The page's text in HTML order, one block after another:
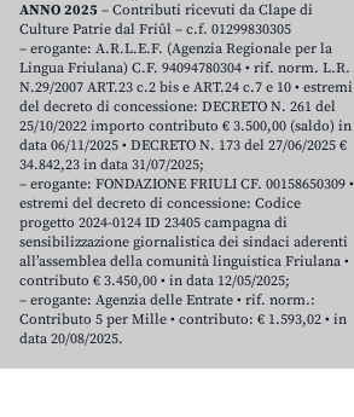
ANNO 2025 – Contributi ricevuti da Clape di
Culture Patrie dal Friûl – c.f. 01299830305
– erogante: A.R.L.E.F. (Agenzia Regionale per la
Lingua Friulana) C.F. 94094780304 • rif. norm. L.R.
N.29/2007 ART.23 c.2 bis e ART.24 c.7 e 10 • estremi
del decreto di concessione: DECRETO N. 261 del
25/10/2022 importo contributo € 3.500,00 (saldo) in
data 06/11/2025 • DECRETO N. 173 del 27/06/2025 €
34.842,23 in data 31/07/2025;
– erogante: FONDAZIONE FRIULI CF. 00158650309 •
estremi del decreto di concessione: Codice
progetto 2024-0124 ID 23405 campagna di
sensibilizzazione giornalistica dei sindaci aderenti
all’assemblea della comunità linguistica Friulana •
contributo € 3.450,00 • in data 12/05/2025;
– erogante: Agenzia delle Entrate • rif. norm.:
Contributo 5 per Mille • contributo: € 1.593,02 • in
data 20/08/2025.